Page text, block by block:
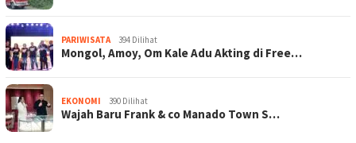
PARIWISATA 394 Dilihat
Mongol, Amoy, Om Kale Adu Akting di Free…
EKONOMI 390 Dilihat
Wajah Baru Frank & co Manado Town S…